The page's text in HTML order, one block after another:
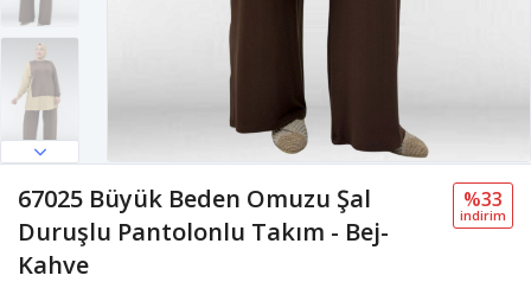
67025 Büyük Beden Omuzu Şal
Duruşlu Pantolonlu Takım - Bej-
Kahve
%33
i̇ndi̇ri̇m